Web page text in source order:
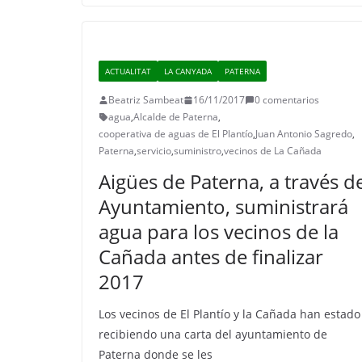
ACTUALITAT LA CANYADA PATERNA
Beatriz Sambeat 16/11/2017
0 comentarios
agua,Alcalde de Paterna,
cooperativa de aguas de El Plantío,Juan Antonio Sagredo,
Paterna,servicio,suministro,vecinos de La Cañada
Aigües de Paterna, a través
Ayuntamiento, suministrará
agua para los vecinos de la
Cañada antes de finalizar
2017
Los vecinos de El Plantío y la Cañada han estado
recibiendo una carta del ayuntamiento de
Paterna donde se les